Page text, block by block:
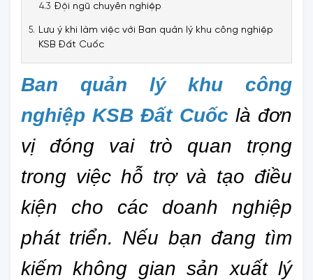
Đội ngũ chuyên nghiệp
Lưu ý khi làm việc với Ban quản lý khu công nghiệp
KSB Đất Cuốc
Ban quản lý khu công
nghiệp KSB Đất Cuốc là đơn
vị đóng vai trò quan trọng
trong việc hỗ trợ và tạo điều
kiện cho các doanh nghiệp
phát triển. Nếu bạn đang tìm
kiếm không gian sản xuất lý